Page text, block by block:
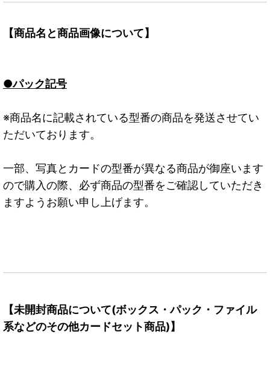
【商品名と商品画像について】
●パック記号
※商品名に記載されている型番の商品を発送させてい
ただいております。
一部、写真とカードの型番が異なる商品が御座います
ので購入の際、必ず商品の型番をご確認していただき
ますようお願い申し上げます。
【未開封商品について(ボックス・パック・ファイル
系などのその他カードセット商品)】